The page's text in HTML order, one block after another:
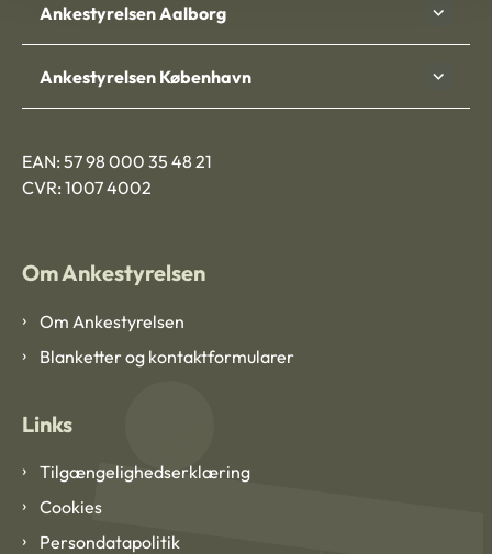
Ankestyrelsen Aalborg
Ankestyrelsen København
EAN: 57 98 000 35 48 21
CVR: 1007 4002
Om Ankestyrelsen
Om Ankestyrelsen
Blanketter og kontaktformularer
Links
Tilgængelighedserklæring
Cookies
Persondatapolitik